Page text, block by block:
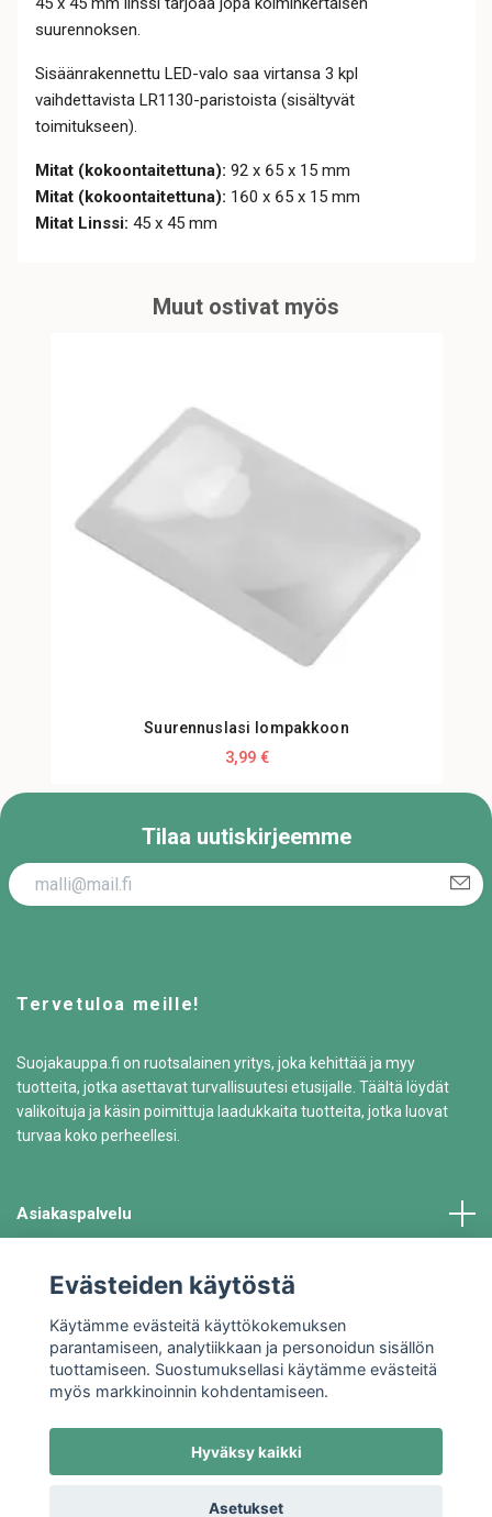
suurennoksen.
Sisäänrakennettu LED-valo saa virtansa 3 kpl
vaihdettavista LR1130-paristoista (sisältyvät
toimitukseen).
Mitat (kokoontaitettuna): 92 x 65 x 15 mm
Mitat (kokoontaitettuna): 160 x 65 x 15 mm
Mitat Linssi: 45 x 45 mm
Muut ostivat myös
Suurennuslasi lompakkoon
3,99 €
Tilaa uutiskirjeemme
Tervetuloa meille!
Suojakauppa.fi on ruotsalainen yritys, joka kehittää ja myy
tuotteita, jotka asettavat turvallisuutesi etusijalle. Täältä löydät
valikoituja ja käsin poimittuja laadukkaita tuotteita, jotka luovat
turvaa koko perheellesi.
Asiakaspalvelu
Tiedot
© 2026 Suojakauppa.fi
Evästeiden käytöstä
Käytämme evästeitä käyttökokemuksen
parantamiseen, analytiikkaan ja personoidun sisällön
tuottamiseen. Suostumuksellasi käytämme evästeitä
myös markkinoinnin kohdentamiseen.
Hyväksy kaikki
Asetukset